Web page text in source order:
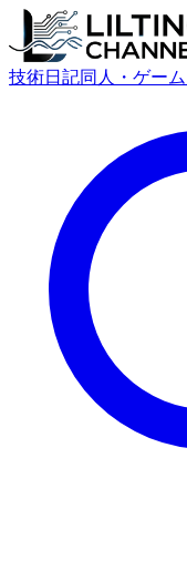
技術日記同人・ゲーム